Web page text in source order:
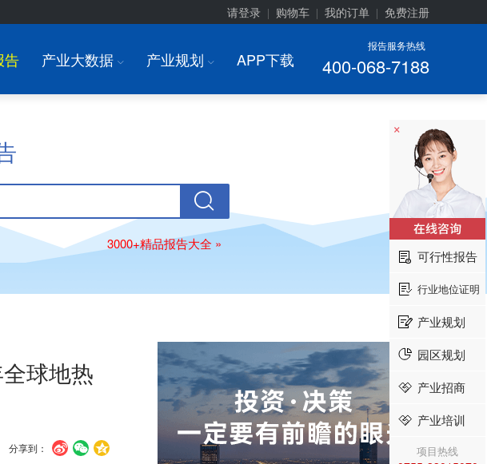
请登录 购物车 我的订单 免费注册
报告服务热线
400-068-7188
告 产业大数据 I 产业规划 I APP下载
3000+精品报告大全 »
球地热
U V c
分享到：
×
可行性报告
行业地位证明
产业规划
园区规划
产业招商
产业培训
项目热线